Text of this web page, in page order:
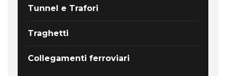
Tunnel e Trafori
Traghetti
Collegamenti ferroviari